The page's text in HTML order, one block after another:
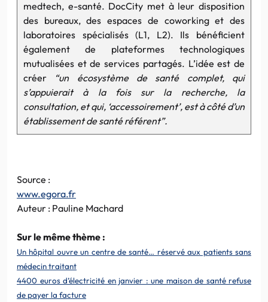
medtech, e-santé. DocCity met à leur disposition
des bureaux, des espaces de coworking et des
laboratoires spécialisés (L1, L2). Ils bénéficient
également de plateformes technologiques
mutualisées et de services partagés. L’idée est de
créer
“un écosystème de santé complet, qui
s’appuierait à la fois sur la recherche, la
consultation, et qui, ‘accessoirement’, est à côté d’un
établissement de santé référent”.
Source :
www.egora.fr
Auteur : Pauline Machard
Sur le même thème :
Un hôpital ouvre un centre de santé… réservé aux patients sans
médecin traitant
4400 euros d’électricité en janvier : une maison de santé refuse
de payer la facture